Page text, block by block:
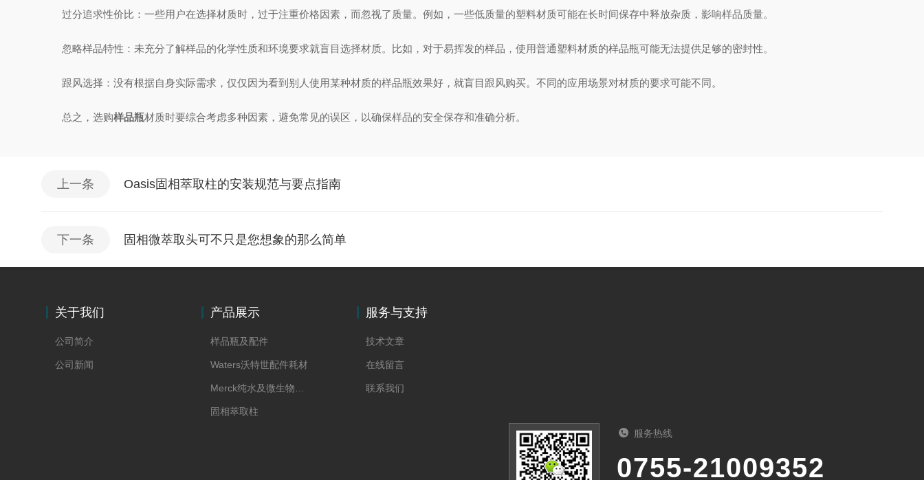
过分追求性价比：一些用户在选择材质时，过于注重价格因素，而忽视了质量。例如，一些低质量的塑料材质可能在长时间保存中释放杂质，影响样品质量。
忽略样品特性：未充分了解样品的化学性质和环境要求就盲目选择材质。比如，对于易挥发的样品，使用普通塑料材质的样品瓶可能无法提供足够的密封性。
跟风选择：没有根据自身实际需求，仅仅因为看到别人使用某种材质的样品瓶效果好，就盲目跟风购买。不同的应用场景对材质的要求可能不同。
总之，选购样品瓶材质时要综合考虑多种因素，避免常见的误区，以确保样品的安全保存和准确分析。
上一条 Oasis固相萃取柱的安装规范与要点指南
下一条 固相微萃取头可不只是您想象的那么简单
关于我们
公司简介
公司新闻
产品展示
样品瓶及配件
Waters沃特世配件耗材
固相萃取柱
服务与支持
技术文章
在线留言
联系我们
服务热线
0755-21009352